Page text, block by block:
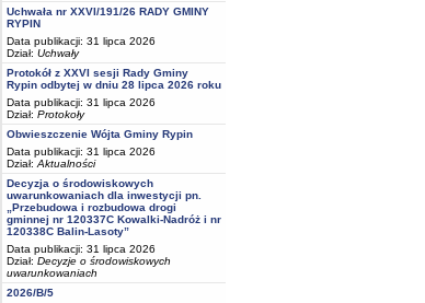
Uchwała nr XXVI/191/26 RADY GMINY
RYPIN
Data publikacji: 31 lipca 2026
Dział: Uchwały
Protokół z XXVI sesji Rady Gminy
Rypin odbytej w dniu 28 lipca 2026 roku
Data publikacji: 31 lipca 2026
Dział: Protokoły
Obwieszczenie Wójta Gminy Rypin
Data publikacji: 31 lipca 2026
Dział: Aktualności
Decyzja o środowiskowych
uwarunkowaniach dla inwestycji pn.
„Przebudowa i rozbudowa drogi
gminnej nr 120337C Kowalki-Nadróż i nr
120338C Balin-Lasoty”
Data publikacji: 31 lipca 2026
Dział: Decyzje o środowiskowych
uwarunkowaniach
2026/B/5